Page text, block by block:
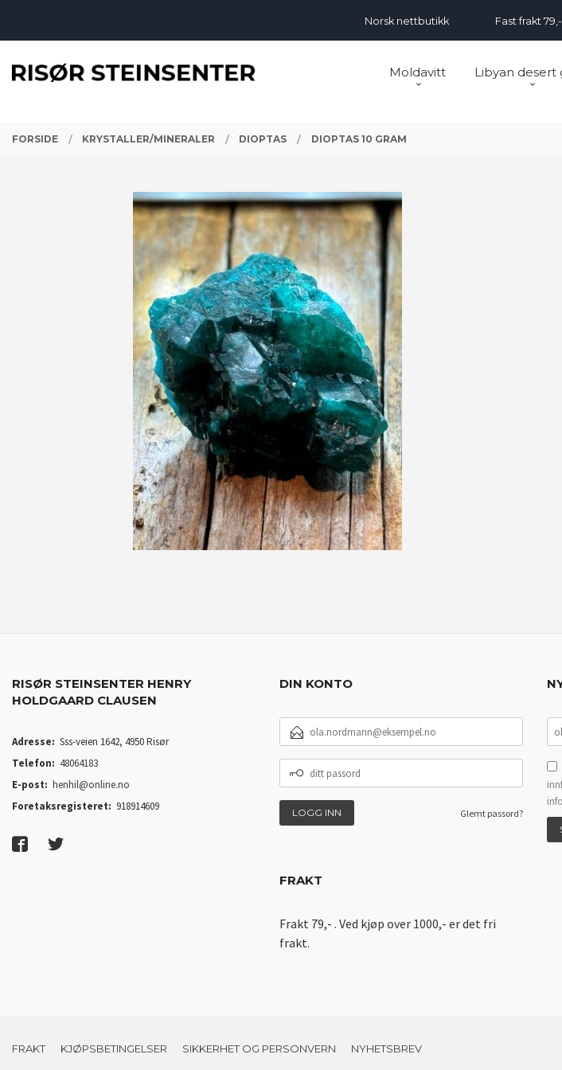
Norsk nettbutikk Fast frakt 79,-
Moldavitt Libyan desert
FORSIDE KRYSTALLER/MINERALER DIOPTAS DIOPTAS 10 GRAM
RISØR STEINSENTER HENRY
HOLDGAARD CLAUSEN
Adresse: Sss-veien 1642, 4950 Risør
Telefon: 48064183
E-post: henhil@online.no
Foretaksregisteret: 918914609
DIN KONTO
POSTADRESSE
PASSORD
Glemt passord?
FRAKT
Frakt 79,- . Ved kjøp over 1000,- er det fri
frakt.
FRAKT KJØPSBETINGELSER SIKKERHET OG PERSONVERN NYHETSBREV